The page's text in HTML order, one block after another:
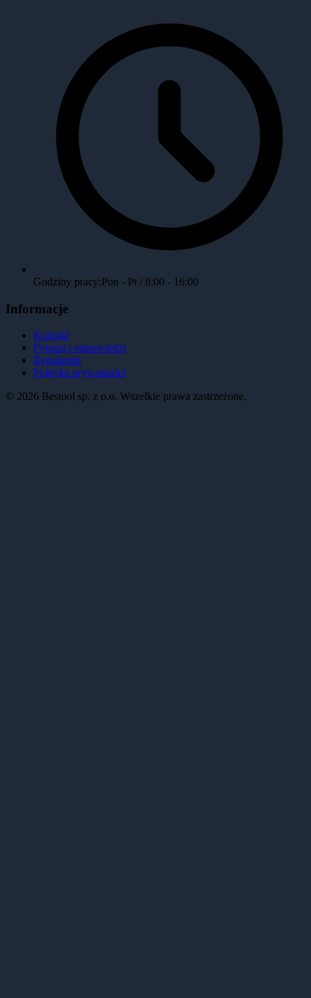
Godziny pracy:Pon - Pt / 8:00 - 16:00
Informacje
Kontakt
Pytania i odpowiedzi
Regulamin
Polityka prywatności
© 2026 Bestool sp. z o.o. Wszelkie prawa zastrzeżone.